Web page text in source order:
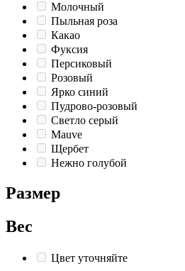
Молочный
Пыльная роза
Какао
Фуксия
Персиковый
Розовый
Ярко синий
Пудрово-розовый
Светло серый
Mauve
Щербет
Нежно голубой
Размер
Вес
Цвет уточняйте